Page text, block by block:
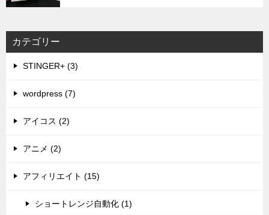
カテゴリー
STINGER+ (3)
wordpress (7)
アイコス (2)
アニメ (2)
アフィリエイト (15)
ショートレンジ自動化 (1)